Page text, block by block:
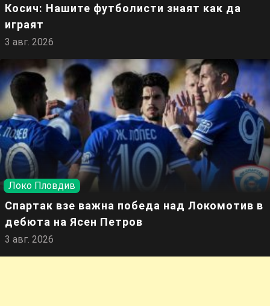
Косич: Нашите футболисти знаят как да
играят
3 авг. 2026
Локо Пловдив
Спартак взе важна победа над Локомотив в
дебюта на Ясен Петров
3 авг. 2026